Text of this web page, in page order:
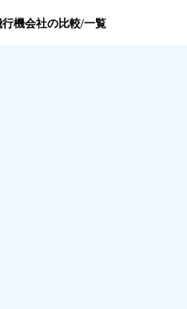
機会社の比較/一覧